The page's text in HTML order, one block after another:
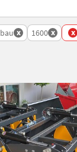
x 1600 x x